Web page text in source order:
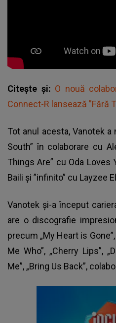
Citește și: O nouă
Connect-R lansează ”Fără
Tot anul acesta, Vanotek a
South” în colaborare cu
Things Are” cu Oda Loves
Baili și ”infinito” cu Layzee
Vanotek și-a început
are o discografie
precum „My Heart is
Me Who”, „Cherry Lips”,
Me”, „Bring Us Back”,